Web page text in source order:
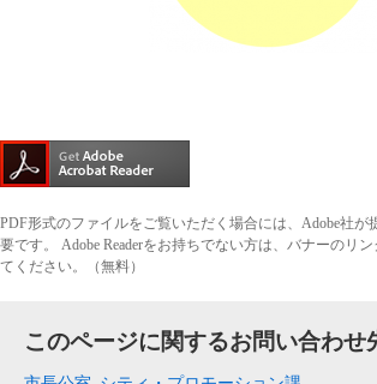
PDF形式のファイルをご覧いただく場合には、Adobe社が
要です。
Adobe Readerをお持ちでない方は、バナーのリ
てください。（無料）
このページに関するお問い合わせ